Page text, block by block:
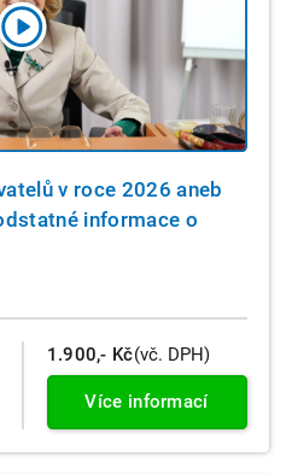
v roce 2026 aneb
informace o
1.900,- Kč(vč. DPH)
Více informací